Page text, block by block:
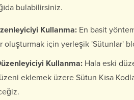
bulabilirsiniz.
Kullanma: En basit
oluşturmak için yerleşik 'Sütunlar'
Kullanma: Hala eski
eklemek üzere Sütun Kısa